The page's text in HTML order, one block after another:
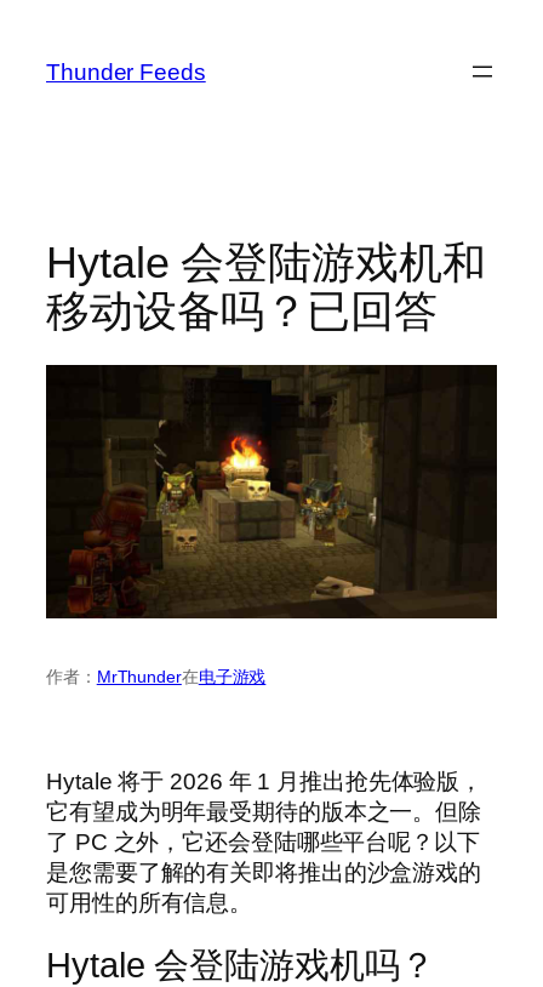
Thunder Feeds
Hytale 会登陆游戏机和
移动设备吗？已回答
作者： MrThunder在电子游戏
Hytale 将于 2026 年 1 月推出抢先体验版，
它有望成为明年最受期待的版本之一。但除
了 PC 之外，它还会登陆哪些平台呢？以下
是您需要了解的有关即将推出的沙盒游戏的
可用性的所有信息。
Hytale 会登陆游戏机吗？